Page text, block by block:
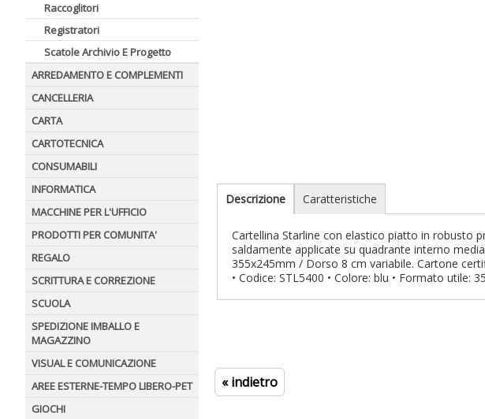
Raccoglitori
Registratori
Scatole Archivio E Progetto
ARREDAMENTO E COMPLEMENTI
CANCELLERIA
CARTA
CARTOTECNICA
CONSUMABILI
INFORMATICA
MACCHINE PER L'UFFICIO
PRODOTTI PER COMUNITA'
REGALO
SCRITTURA E CORREZIONE
SCUOLA
SPEDIZIONE IMBALLO E
MAGAZZINO
VISUAL E COMUNICAZIONE
AREE ESTERNE-TEMPO LIBERO-PET
GIOCHI
Descrizione Caratteristiche
Cartellina Starline con elastico piatto in robusto
saldamente applicate su quadrante interno
355x245mm / Dorso 8 cm variabile. Cartone
• Codice: STL5400 • Colore: blu • Formato utile:
« indietro